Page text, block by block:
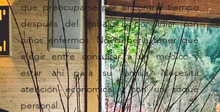
que preocuparse por encontrar tiempo
después del trabajo o por lidiar con
niños enfermos. No debería tener que
elegir entre consultar a un médico y
estar ahí para su familia. Necesita
atención economica y con un toque
personal.